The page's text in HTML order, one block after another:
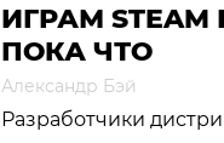
ИГРАМ STEAM
ПОКА ЧТО
Александр Бэй
Разработчики